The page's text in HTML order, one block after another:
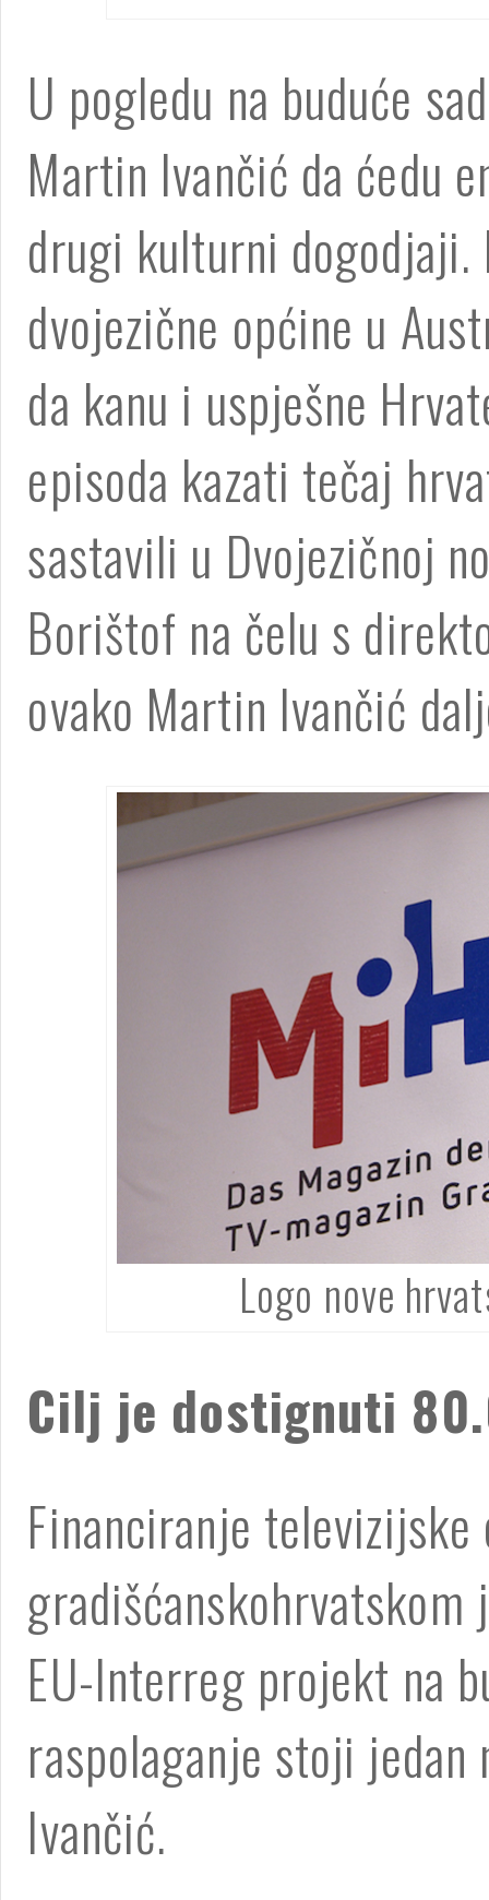
U pogledu na buduće
Martin Ivančić da ćedu
drugi kulturni dogodjaji.
dvojezične općine u
da kanu i uspješne
episoda kazati tečaj
sastavili u Dvojezičnoj
Borištof na čelu s
ovako Martin Ivančić
Logo nove
Cilj je dostignuti
Financiranje
EU-Interreg projekt na
raspolaganje stoji
Ivančić.